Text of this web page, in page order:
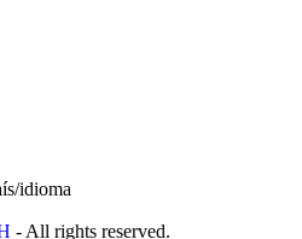
idioma
- All rights reserved.